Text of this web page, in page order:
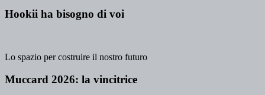
Hookii ha bisogno di voi
Lo spazio per costruire il nostro futuro
Muccard 2026: la vincitrice